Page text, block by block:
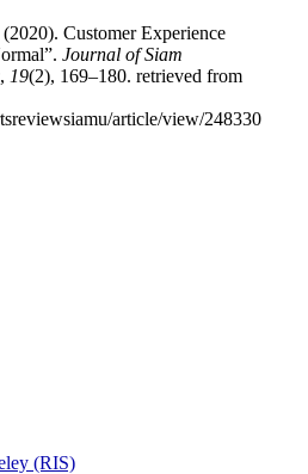
Customer Experience
Journal of Siam
, 19(2), 169–180. retrieved from
article/view/248330
(RIS)